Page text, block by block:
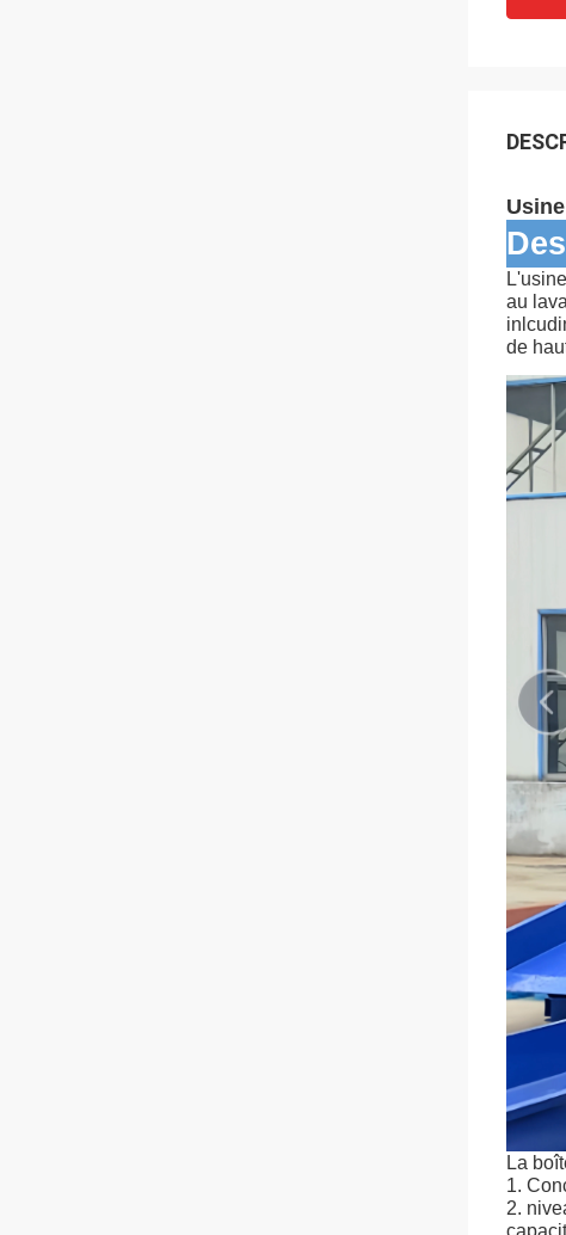
au
de
La
1.
2.